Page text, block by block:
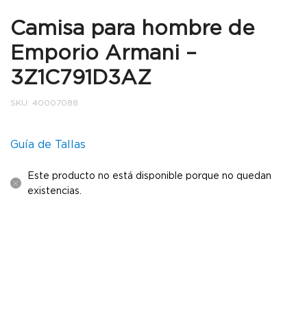
Camisa para hombre de
Emporio Armani –
3Z1C791D3AZ
SKU: 40007088
Guía de Tallas
Este producto no está disponible porque no quedan
existencias.